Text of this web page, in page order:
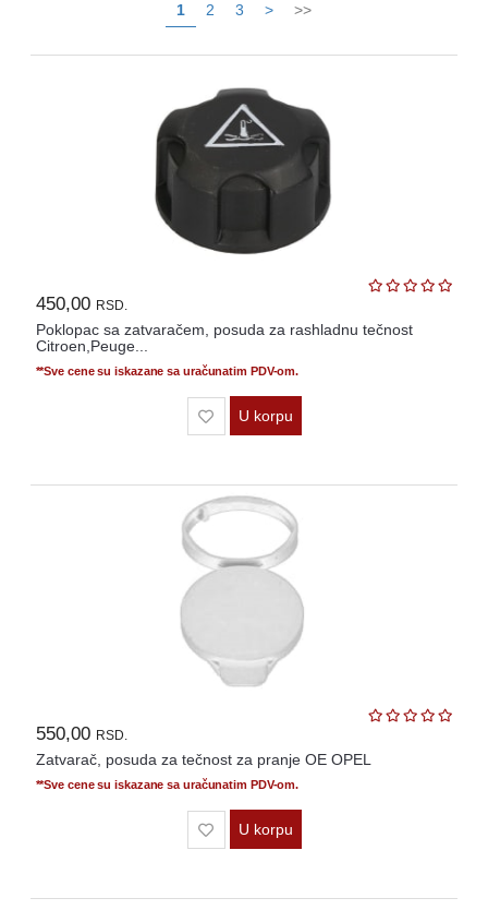
POLOVNI
AUTOMOBILI
1 2 3 > >>
450,00 RSD.
Poklopac sa zatvaračem, posuda za rashladnu tečnost
Citroen,Peuge...
**Sve cene su iskazane sa uračunatim PDV-om.
U korpu
550,00 RSD.
Zatvarač, posuda za tečnost za pranje OE OPEL
**Sve cene su iskazane sa uračunatim PDV-om.
U korpu